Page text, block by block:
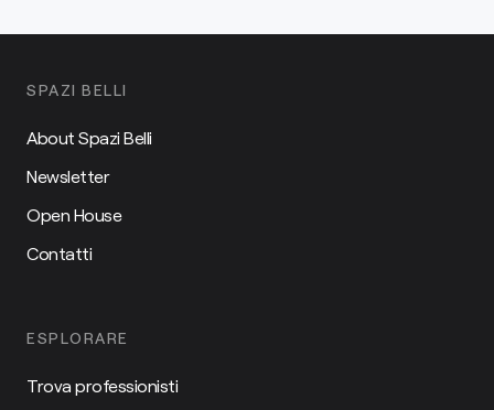
SPAZI BELLI
About Spazi Belli
Newsletter
Open House
Contatti
ESPLORARE
Trova professionisti